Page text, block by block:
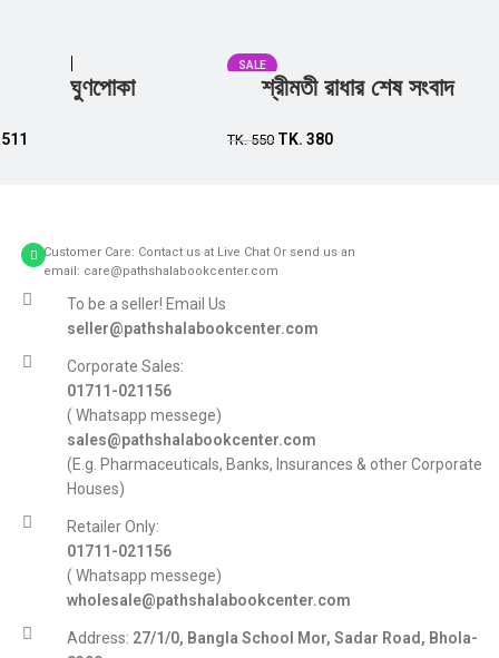
Add to cart
ঘুণপোকা
511
SALE
শ্রীমতী রাধার শেষ সংবাদ
TK.550 TK. 380
Customer Care: Contact us at Live Chat Or send us an
email: care@pathshalabookcenter.com
To be a seller! Email Us
seller@pathshalabookcenter.com
Corporate Sales:
01711-021156
( Whatsapp messege)
sales@pathshalabookcenter.com
(E.g. Pharmaceuticals, Banks, Insurances & other Corporate
Houses)
Retailer Only:
01711-021156
( Whatsapp messege)
wholesale@pathshalabookcenter.com
Address: 27/1/0, Bangla School Mor, Sadar Road, Bhola-